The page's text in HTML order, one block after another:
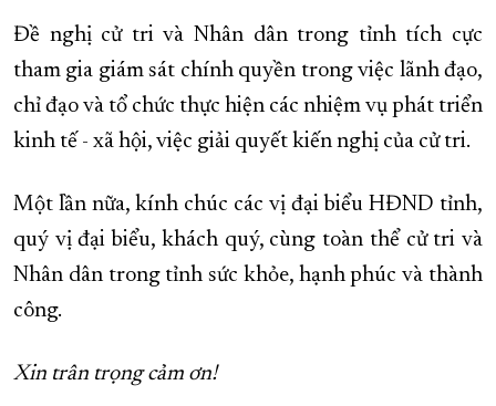
Đề nghị cử tri và Nhân dân trong tỉnh tích cực
tham gia giám sát chính quyền trong việc lãnh đạo,
chỉ đạo và tổ chức thực hiện các nhiệm vụ phát triển
kinh tế - xã hội, việc giải quyết kiến nghị của cử tri.
Một lần nữa, kính chúc các vị đại biểu HĐND tỉnh,
quý vị đại biểu, khách quý, cùng toàn thể cử tri và
Nhân dân trong tỉnh sức khỏe, hạnh phúc và thành
công.
Xin trân trọng cảm ơn!